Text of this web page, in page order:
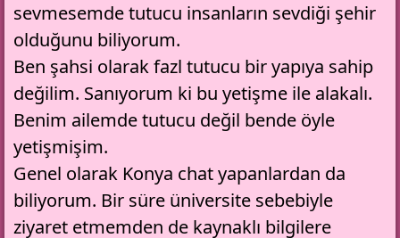
sevmesemde tutucu insanların sevdiği şehir
olduğunu biliyorum.
Ben şahsi olarak fazl tutucu bir yapıya sahip
değilim. Sanıyorum ki bu yetişme ile alakalı.
Benim ailemde tutucu değil bende öyle
yetişmişim.
Genel olarak Konya chat yapanlardan da
biliyorum. Bir süre üniversite sebebiyle
ziyaret etmemden de kaynaklı bilgilere